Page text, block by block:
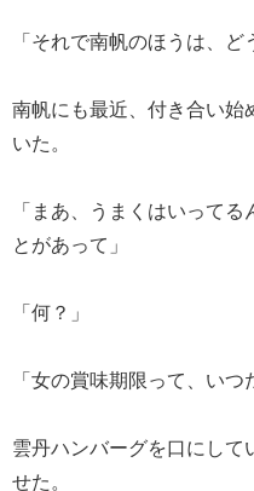
「それで南帆のほうは、ど
南帆にも最近、付き合い
いた。
「まあ、うまくはいって
とがあって」
「何？」
「女の賞味期限って、いつ
雲丹ハンバーグを口にし
せた。